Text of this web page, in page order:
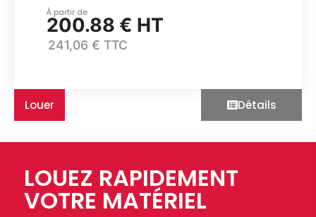
À partir de
200.88 € HT
241,06 € TTC
Louer Détails
LOUEZ RAPIDEMENT
VOTRE MATÉRIEL